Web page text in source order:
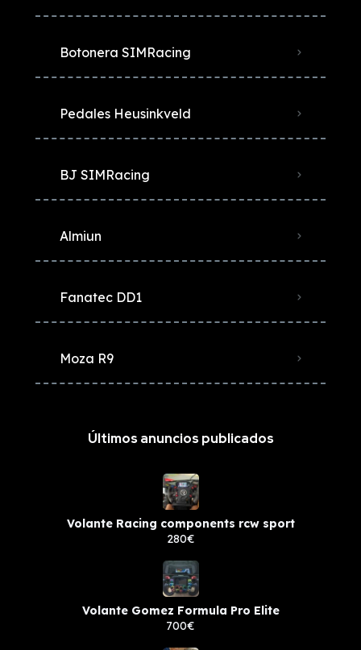
Botonera SIMRacing
Pedales Heusinkveld
BJ SIMRacing
Almiun
Fanatec DD1
Moza R9
Últimos anuncios publicados
Volante Racing components rcw sport
280€
Volante Gomez Formula Pro Elite
700€